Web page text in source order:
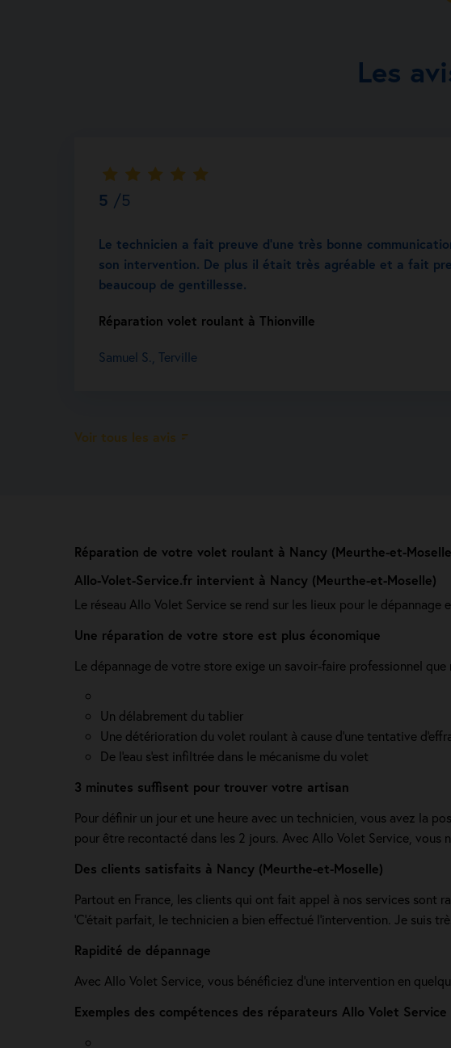
Réparation de votre volet roulant à Nancy (Meurthe-et-
Allo-Volet-Service.fr intervient à Nancy (Meurthe-et-Moselle)
Le réseau Allo Volet Service se rend sur les lieux pour le
Une réparation de votre store est plus économique
Le dépannage de votre store exige un savoir-faire professionnel
Un délabrement du tablier
Une détérioration du volet roulant à cause d'une tentative
De l'eau s'est infiltrée dans le mécanisme du volet
3 minutes suffisent pour trouver votre artisan
Pour définir un jour et une heure avec un technicien, vous avez la
pour être recontacté dans les 2 jours. Avec Allo Volet Service, vous
Des clients satisfaits à Nancy (Meurthe-et-Moselle)
Partout en France, les clients qui ont fait appel à nos services sont
'C’était parfait, le technicien a bien effectué l’intervention. Je suis
Rapidité de dépannage
Avec Allo Volet Service, vous bénéficiez d'une intervention en
Exemples des compétences des réparateurs Allo Volet
Les
5 /5
Le technicien a fait preuve d’une très bonne
son intervention. De plus il était très agréable et a fait
beaucoup de gentillesse.
Réparation volet roulant à Thionville
Samuel S., Terville
Voir tous les avis